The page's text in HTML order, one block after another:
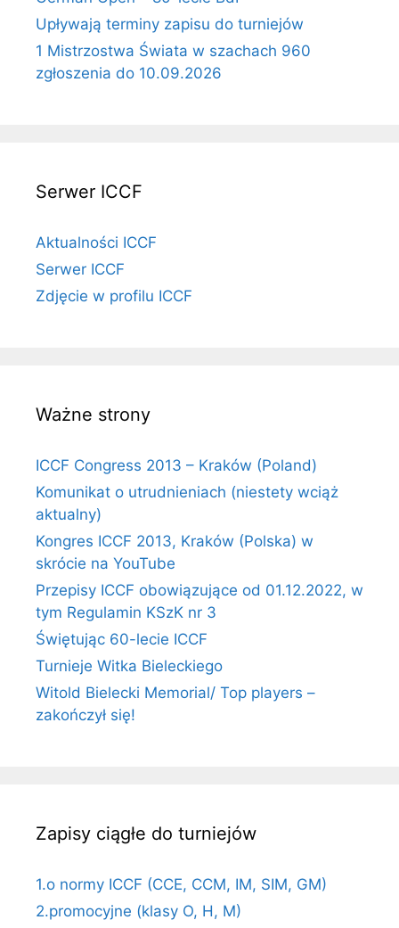
Upływają terminy zapisu do turniejów
1 Mistrzostwa Świata w szachach 960
zgłoszenia do 10.09.2026
Serwer ICCF
Aktualności ICCF
Serwer ICCF
Zdjęcie w profilu ICCF
Ważne strony
ICCF Congress 2013 – Kraków (Poland)
Komunikat o utrudnieniach (niestety wciąż
aktualny)
Kongres ICCF 2013, Kraków (Polska) w
skrócie na YouTube
Przepisy ICCF obowiązujące od 01.12.2022, w
tym Regulamin KSzK nr 3
Świętując 60-lecie ICCF
Turnieje Witka Bieleckiego
Witold Bielecki Memorial/ Top players –
zakończył się!
Zapisy ciągłe do turniejów
1.o normy ICCF (CCE, CCM, IM, SIM, GM)
2.promocyjne (klasy O, H, M)